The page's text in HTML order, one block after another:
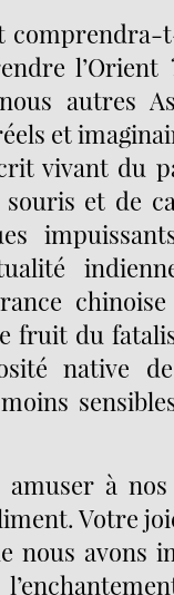
l’Orient
autres
et
vivant du
souris et de
fruit du
native
à nos
Votre
nous avons